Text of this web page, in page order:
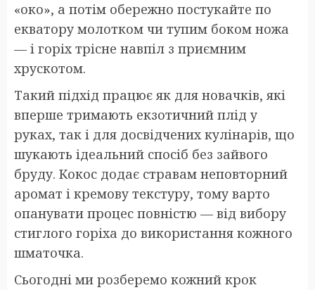
«око», а потім обережно постукайте по
екватору молотком чи тупим боком ножа
— і горіх трісне навпіл з приємним
хрускотом.
Такий підхід працює як для новачків, які
вперше тримають екзотичний плід у
руках, так і для досвідчених кулінарів, що
шукають ідеальний спосіб без зайвого
бруду. Кокос додає стравам неповторний
аромат і кремову текстуру, тому варто
опанувати процес повністю — від вибору
стиглого горіха до використання кожного
шматочка.
Сьогодні ми розберемо кожний крок